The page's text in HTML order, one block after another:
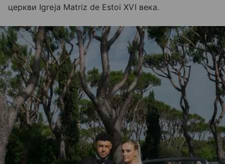
церкви Igreja Matriz de Estoi XVI века.